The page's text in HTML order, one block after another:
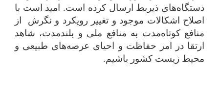
دستگاه‌های ذیربط ارسال کرده است. امید است با
اصلاح اشکالات موجود و تغییر رویکرد و نگرش از
منافع کوتاه‌مدت به منافع ملی و بلندمدت، شاهد
ارتقا در امر حفاظت و احیای عرصه‌های طبیعی و
محیط زیست کشور باشیم.